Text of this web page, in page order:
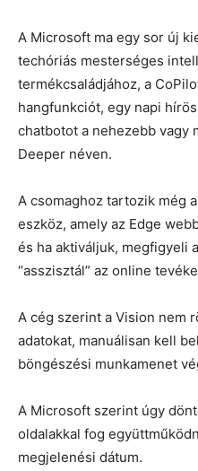
A Microsoft ma egy sor új
techóriás mesterséges
termékcsaládjához, a
hangfunkciót, egy napi
chatbotot a nehezebb vagy
Deeper néven.
A csomaghoz tartozik még
eszköz, amely az Edge
és ha aktiváljuk, megfigyeli
“asszisztál” az online
A cég szerint a Vision nem
adatokat, manuálisan kell
böngészési munkamenet
A Microsoft szerint úgy
oldalakkal fog
megjelenési dátum.